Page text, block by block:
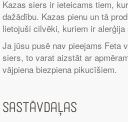
Kazas siers ir ieteicams tiem,
dažādību. Kazas pienu un tā
lietojuši cilvēki, kuriem ir alerģija
Ja jūsu pusē nav pieejams Feta
siers, to varat aizstāt ar
vājpiena biezpiena pikucīšiem.
Sastāvdaļas